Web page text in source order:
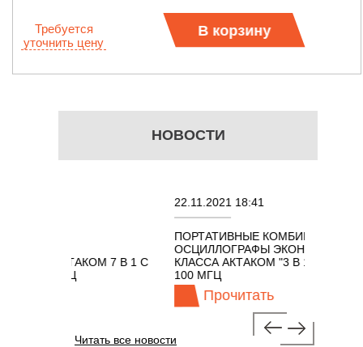
НОВОСТИ
АКТАКОМ 7 В 1 С
22.11.2021 18:41
ПОРТАТИВНЫЕ КОМБИНИРОВАННЫЕ
ОСЦИЛЛОГРАФЫ ЭКОНОМНОГО
КЛАССА АКТАКОМ "3 В 1" С ПОЛОСОЙ
100 МГЦ
Прочитать
Читать все новости
Требуется
уточнить цену
В корзину